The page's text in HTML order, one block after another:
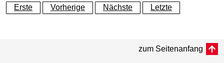
Erste
Vorherige Nächste Letzte
zum Seitenanfang